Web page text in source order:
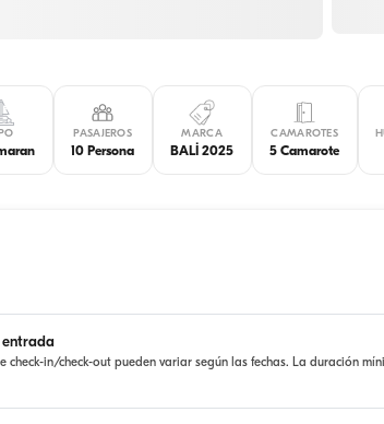
PASAJEROS
10 Persona
MARCA
BALİ 2025
CAMAROTES
5 Camarote
entrada
in/check-out pueden variar según las fechas. La duración